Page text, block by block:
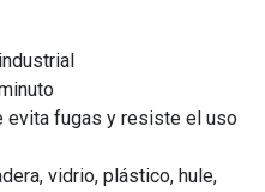
evita fugas y resiste el uso
vidrio, plástico, hule,